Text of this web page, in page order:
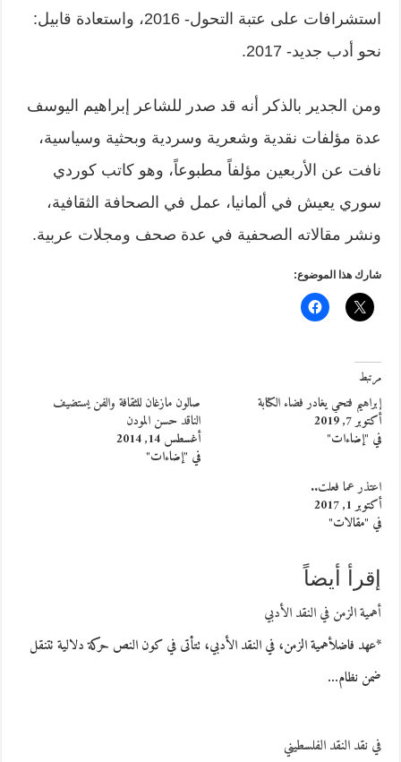
استشرافات على عتبة التحول- 2016، واستعادة قابيل:
نحو أدب جديد- 2017.
ومن الجدير بالذكر أنه قد صدر للشاعر إبراهيم اليوسف
عدة مؤلفات نقدية وشعرية وسردية وبحثية وسياسية،
نافت عن الأربعين مؤلفاً مطبوعاً، وهو كاتب كوردي
سوري يعيش في ألمانيا، عمل في الصحافة الثقافية،
ونشر مقالاته الصحفية في عدة صحف ومجلات عربية.
شارك هذا الموضوع:
مرتبط
إبراهيم فتحي يغادر فضاء الكتابة
أكتوبر 7, 2019
في "إضاءات"
صالون مازغان للثقافة والفن يستضيف
الناقد حسن المودن
أغسطس 14, 2014
في "إضاءات"
اعتذر عما فعلت..
أكتوبر 1, 2017
في "مقالات"
إقرأ أيضاً
أهمية الزمن في النقد الأدبي
*عهد فاضلأهمية الزمن، في النقد الأدبي، تتأتى في كون النص حركة دلالية تتنقل
ضمن نظام…
في نقد النقد الفلسطيني